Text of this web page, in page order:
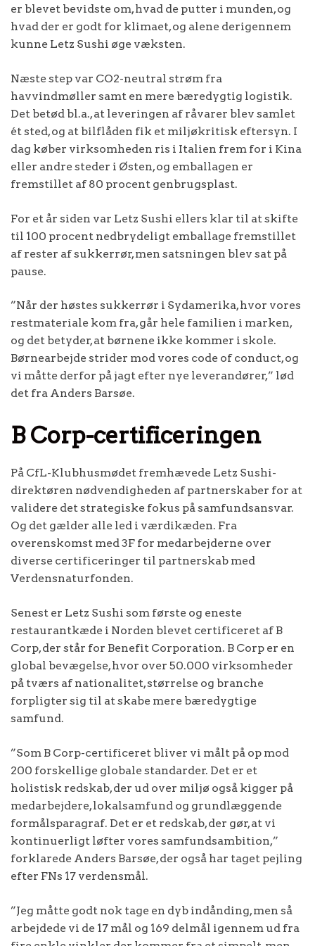
er blevet bevidste om, hvad de putter i munden, og
hvad der er godt for klimaet, og alene derigennem
kunne Letz Sushi øge væksten.
Næste step var CO2-neutral strøm fra
havvindmøller samt en mere bæredygtig logistik.
Det betød bl.a., at leveringen af råvarer blev samlet
ét sted, og at bilflåden fik et miljøkritisk eftersyn. I
dag køber virksomheden ris i Italien frem for i Kina
eller andre steder i Østen, og emballagen er
fremstillet af 80 procent genbrugsplast.
For et år siden var Letz Sushi ellers klar til at skifte
til 100 procent nedbrydeligt emballage fremstillet
af rester af sukkerrør, men satsningen blev sat på
pause.
”Når der høstes sukkerrør i Sydamerika, hvor vores
restmateriale kom fra, går hele familien i marken,
og det betyder, at børnene ikke kommer i skole.
Børnearbejde strider mod vores code of conduct, og
vi måtte derfor på jagt efter nye leverandører,” lød
det fra Anders Barsøe.
B Corp-certificeringen
På CfL-Klubhusmødet fremhævede Letz Sushi-
direktøren nødvendigheden af partnerskaber for at
validere det strategiske fokus på samfundsansvar.
Og det gælder alle led i værdikæden. Fra
overenskomst med 3F for medarbejderne over
diverse certificeringer til partnerskab med
Verdensnaturfonden.
Senest er Letz Sushi som første og eneste
restaurantkæde i Norden blevet certificeret af B
Corp, der står for Benefit Corporation. B Corp er en
global bevægelse, hvor over 50.000 virksomheder
på tværs af nationalitet, størrelse og branche
forpligter sig til at skabe mere bæredygtige
samfund.
”Som B Corp-certificeret bliver vi målt på op mod
200 forskellige globale standarder. Det er et
holistisk redskab, der ud over miljø også kigger på
medarbejdere, lokalsamfund og grundlæggende
formålsparagraf. Det er et redskab, der gør, at vi
kontinuerligt løfter vores samfundsambition,”
forklarede Anders Barsøe, der også har taget pejling
efter FNs 17 verdensmål.
”Jeg måtte godt nok tage en dyb indånding, men så
arbejdede vi de 17 mål og 169 delmål igennem ud fra